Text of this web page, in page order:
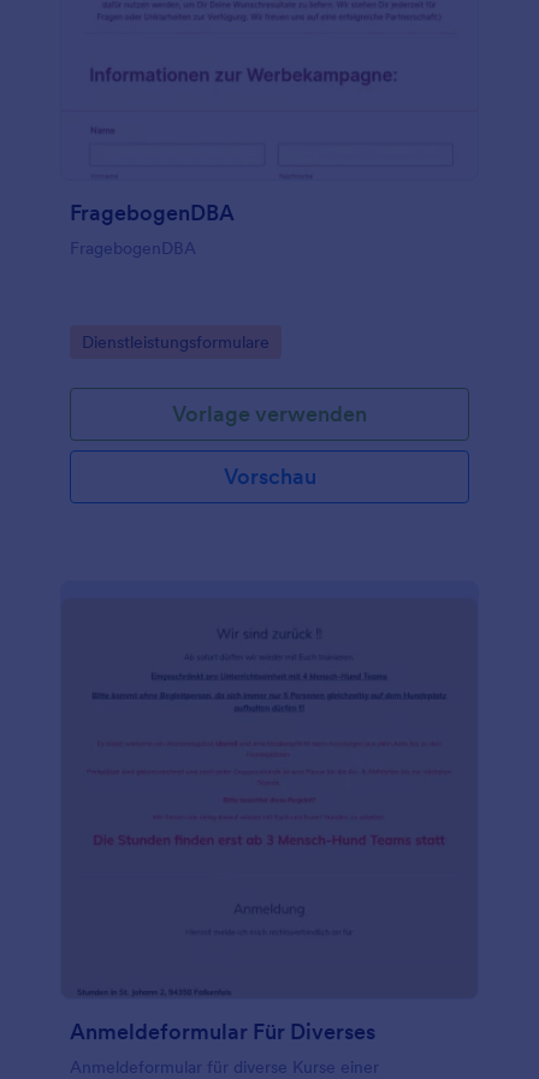
FragebogenDBA
FragebogenDBA
Go to Category:
Dienstleistungsformulare
Vorlage verwenden
Vorschau
Anmeldeformular Für Diverses
Anmeldeformular für diverse Kurse einer